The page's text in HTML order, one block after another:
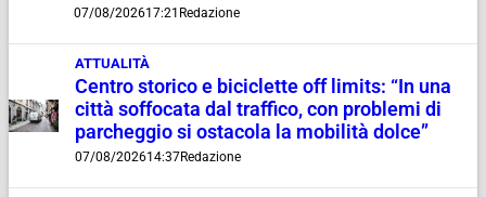
07/08/202617:21 Redazione
ATTUALITÀ
Centro storico e biciclette off limits: “In una
città soffocata dal traffico, con problemi di
parcheggio si ostacola la mobilità dolce”
07/08/202614:37Redazione